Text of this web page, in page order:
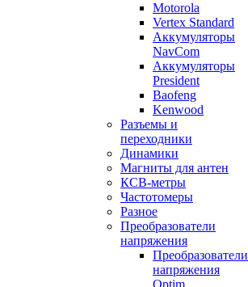
Motorola
Vertex Standard
Аккумуляторы
NavCom
Аккумуляторы
President
Baofeng
Kenwood
Разъемы и
переходники
Динамики
Магниты для антен
КСВ-метры
Частотомеры
Разное
Преобразователи
напряжения
Преобразователи
напряжения
Optim